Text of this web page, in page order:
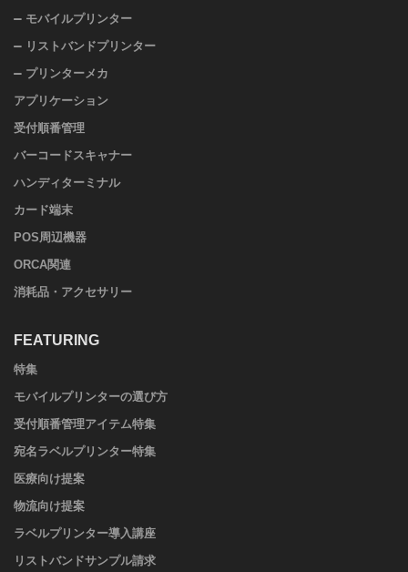
モバイルプリンター
リストバンドプリンター
プリンターメカ
アプリケーション
受付順番管理
バーコードスキャナー
ハンディターミナル
カード端末
POS周辺機器
ORCA関連
消耗品・アクセサリー
FEATURING
特集
モバイルプリンターの選び方
受付順番管理アイテム特集
宛名ラベルプリンター特集
医療向け提案
物流向け提案
ラベルプリンター導入講座
リストバンドサンプル請求